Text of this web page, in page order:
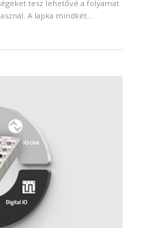
tesz lehetővé a folyamat
A lapka mindkét…